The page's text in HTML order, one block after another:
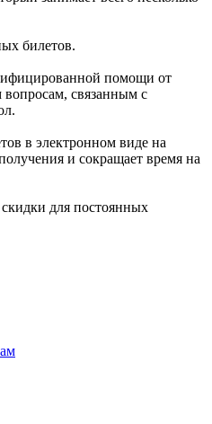
билетов.
помощи от
связанным с
в электронном виде на
и сокращает время на
для постоянных